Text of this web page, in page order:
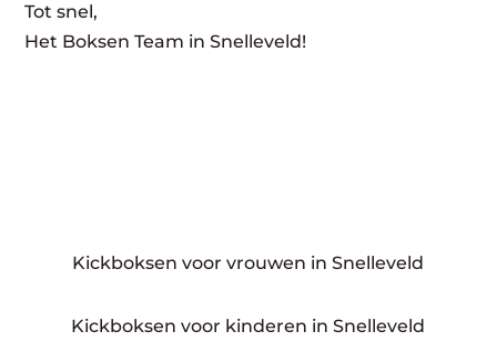
Tot snel,
Het Boksen Team in Snelleveld!
Kickboksen voor vrouwen in Snelleveld
Kickboksen voor kinderen in Snelleveld